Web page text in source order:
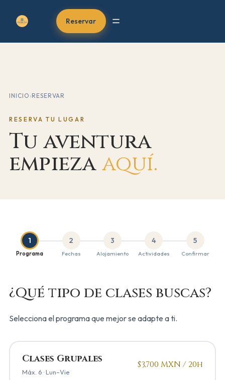
Reservar
INICIO ›RESERVAR
RESERVA TU LUGAR
Tu aventura
empiezaaquí.
1
Programa
2
Fechas
3
Alojamiento
4
Actividades
5
Confirmar
¿Qué tipo de clases buscas?
Selecciona el programa que mejor se adapte a ti.
Clases Grupales
Máx. 6 · Lun–Vie
$3,700 MXN / 20h